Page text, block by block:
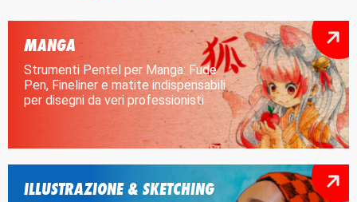
MANGA
Strumenti Pentel per Manga: Fude
Pen, Fineliner e matite indispensabili
per disegni da veri professionisti
ILLUSTRAZIONE & SKETCHING